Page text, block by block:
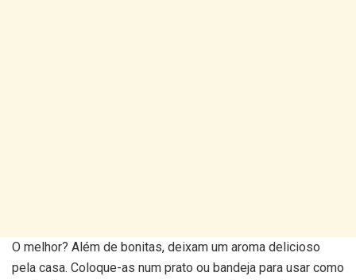
O melhor? Além de bonitas, deixam um aroma delicioso
pela casa. Coloque-as num prato ou bandeja para usar como